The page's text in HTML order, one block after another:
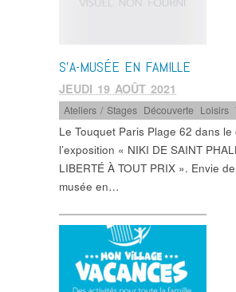
S’A-MUSÉE EN FAMILLE
JEUDI 19 AOÛT 2021
Ateliers / Stages Découverte Loisirs ,
Le Touquet Paris Plage 62 dans le
l’exposition « NIKI DE SAINT
LIBERTÉ À TOUT PRIX ». Envie
musée en…